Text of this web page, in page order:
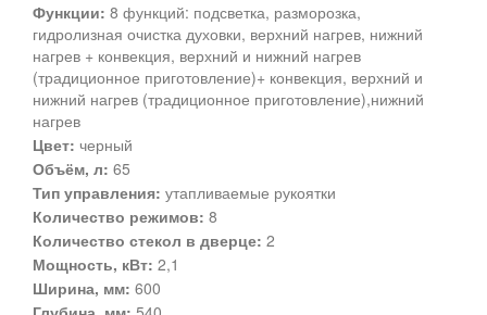
Функции: 8 функций: подсветка, разморозка,
гидролизная очистка духовки, верхний нагрев, нижний
нагрев + конвекция, верхний и нижний нагрев
(традиционное приготовление)+ конвекция, верхний и
нижний нагрев (традиционное приготовление),нижний
нагрев
Цвет: черный
Объём, л: 65
Тип управления: утапливаемые рукоятки
Количество режимов: 8
Количество стекол в дверце: 2
Мощность, кВт: 2,1
Ширина, мм: 600